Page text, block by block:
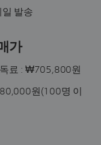
발송
가
료 : ₩705,800원
원(100명 이